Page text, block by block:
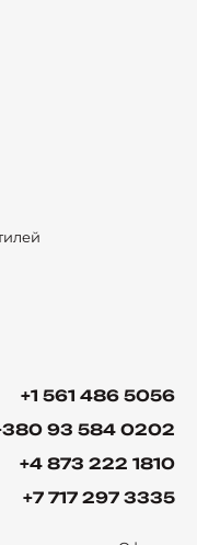
+1 561 486 5056
93 584 0202
+4 873 222 1810
+7 717 297 3335